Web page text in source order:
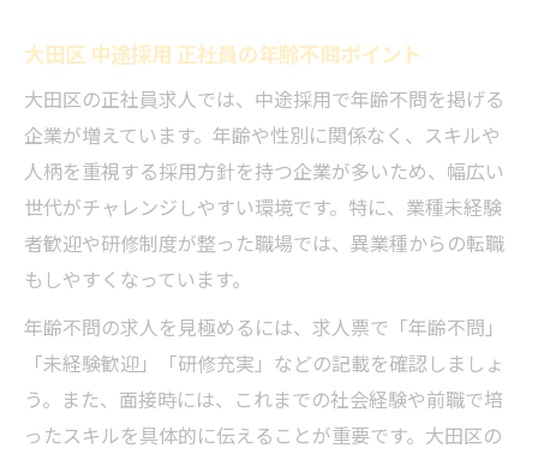
大田区 中途採用 正社員の年齢不問ポイント
大田区の正社員求人では、中途採用で年齢不問を掲げる
企業が増えています。年齢や性別に関係なく、スキルや
人柄を重視する採用方針を持つ企業が多いため、幅広い
世代がチャレンジしやすい環境です。特に、業種未経験
者歓迎や研修制度が整った職場では、異業種からの転職
もしやすくなっています。
年齢不問の求人を見極めるには、求人票で「年齢不問」
「未経験歓迎」「研修充実」などの記載を確認しましょ
う。また、面接時には、これまでの社会経験や前職で培
ったスキルを具体的に伝えることが重要です。大田区の